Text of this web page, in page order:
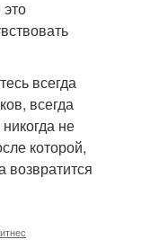
всегда
всегда
не
которой,